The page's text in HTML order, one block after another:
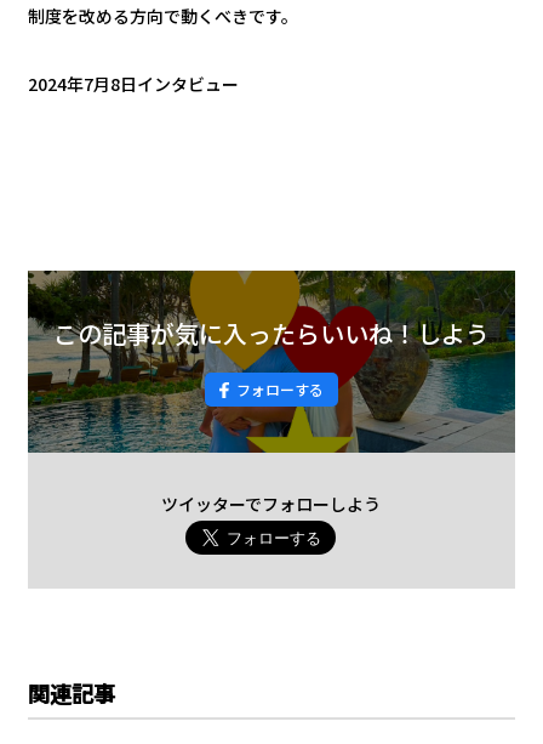
制度を改める方向で動くべきです。
2024年7月8日インタビュー
この記事が気に入ったらいいね！しよう
フォローする
ツイッターでフォローしよう
関連記事